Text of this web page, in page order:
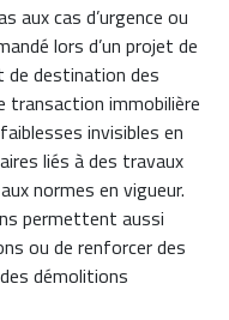
aux cas d’urgence ou
lors d’un projet de
de destination des
transaction immobilière
invisibles en
liés à des travaux
normes en vigueur.
permettent aussi
ou de renforcer des
démolitions